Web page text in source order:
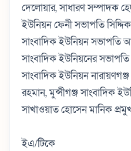
দেলোয়ার, সাধারণ সম্পাদক
ইউনিয়ন ফেনী সভাপতি
সাংবাদিক ইউনিয়ন সভাপতি
সাংবাদিক ইউনিয়নের
সাংবাদিক ইউনিয়ন
রহমান, মুন্সীগঞ্জ সাংবাদিক
সাখাওয়াত হোসেন মানিক
ইএ/টিকে